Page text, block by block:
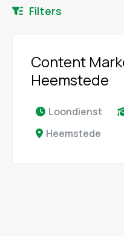
Filters
Content
Heemstede
Loondienst
Heemstede